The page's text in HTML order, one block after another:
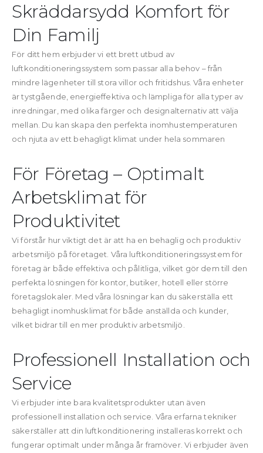
Skräddarsydd Komfort för
Din Familj
För ditt hem erbjuder vi ett brett utbud av
luftkonditioneringssystem som passar alla behov – från
mindre lägenheter till stora villor och fritidshus. Våra enheter
är tystgående, energieffektiva och lämpliga för alla typer av
inredningar, med olika färger och designalternativ att välja
mellan. Du kan skapa den perfekta inomhustemperaturen
och njuta av ett behagligt klimat under hela sommaren
För Företag – Optimalt
Arbetsklimat för
Produktivitet
Vi förstår hur viktigt det är att ha en behaglig och produktiv
arbetsmiljö på företaget. Våra luftkonditioneringssystem för
företag är både effektiva och pålitliga, vilket gör dem till den
perfekta lösningen för kontor, butiker, hotell eller större
företagslokaler. Med våra lösningar kan du säkerställa ett
behagligt inomhusklimat för både anställda och kunder,
vilket bidrar till en mer produktiv arbetsmiljö.
Professionell Installation och
Service
Vi erbjuder inte bara kvalitetsprodukter utan även
professionell installation och service. Våra erfarna tekniker
säkerställer att din luftkonditionering installeras korrekt och
fungerar optimalt under många år framöver. Vi erbjuder även